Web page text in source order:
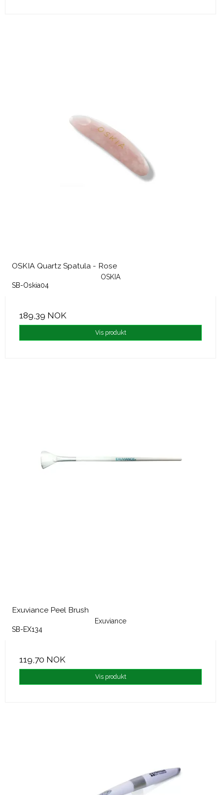
OSKIA Quartz Spatula - Rose
OSKIA
SB-Oskia04
189,39 NOK
Vis produkt
Exuviance Peel Brush
Exuviance
SB-EX134
119,70 NOK
Vis produkt